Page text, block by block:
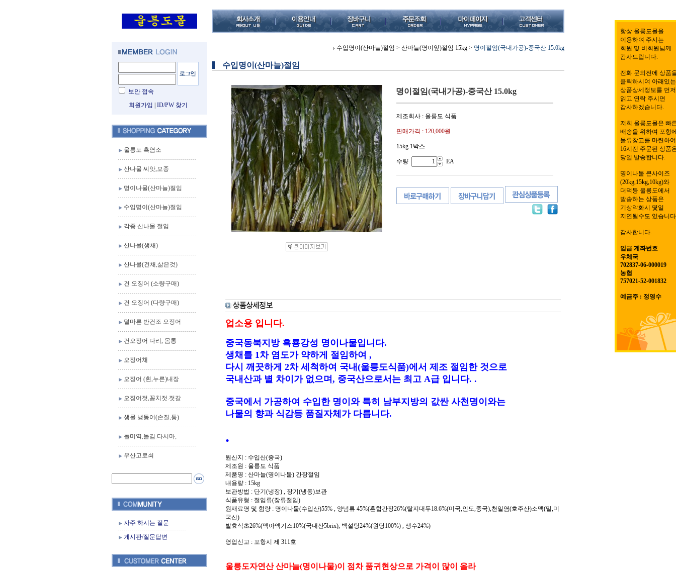
보안 접속
회원가입
ID/PW 찾기
울릉도 흑염소
산나물 씨앗,모종
명이나물(산마늘)절임
수입명이(산마늘)절임
각종 산나물 절임
산나물(생채)
산나물(건채,삶은것)
건 오징어 (소량구매)
건 오징어 (다량구매)
덜마른 반건조 오징어
건오징어 다리, 몸통
오징어채
오징어 (흰,누른)내장
오징어젓,꽁치젓.젓갈
생물 냉동어(손질,통)
돌미역,돌김.다시마,
우산고로쇠
자주 하시는 질문
게시판/질문답변
수입명이(산마늘)절임 > 산마늘(명이잎)절임 15kg > 명이절임(국내가공)-중국산 15.0kg
수입명이(산마늘)절임
명이절임(국내가공)-중국산 15.0kg
제조회사 : 울릉도 식품
판매가격 : 120,000원
15kg 1박스
수량 EA
업소용 입니다.
중국동북지방 흑룡강성 명이나물입니다.
생채를 1차 염도가 약하게 절임하여 ,
다시 깨끗하게 2차 세척하여 국내(울릉도식품)에서 제조 절임한 것으로
국내산과 별 차이가 없으며, 중국산으로서는 최고 A급 입니다. .
중국에서 가공하여 수입한 명이와 특히 남부지방의 값싼 사천명이와는
나물의 향과 식감등 품질자체가 다릅니다.
.
원산지 : 수입산(중국)
제조원 : 울릉도 식품
제품명 : 산마늘(명이나물) 간장절임
내용량 : 15kg
보관방법 : 단기(냉장) , 장기(냉동)보관
식품유형 : 절임류(장류절임)
원재료명 및 함량 : 명이나물(수입산)55% , 양념류 45%(혼합간장26%(탈지대두18.6%(미국,인도,중국),천일염(호주산)소맥(밀,미
국산)
발효식초26%(맥아엑기스10%(국내산5brix), 백설탕24%(원당100%) , 생수24%)
영업신고 : 포항시 제 311호
울릉도자연산 산마늘(명이나물)이 점차 품귀현상으로 가격이 많이 올라
항상 울릉도몰을
이용하여 주시는
회원 및 비회원님께
감사드립니다.
전화 문의전에 상품
클릭하시여 아래있는
상품상세정보를 먼저
읽고 연락 주시면
감사하겠습니다.
저희 울릉도몰은 빠
배송을 위하여 포항
물류창고를 마련하여
16시전 주문된 상품
당일 발송합니다.
명이나물 큰사이즈
(20kg,15kg,10kg)와
더덕등 울릉도에서
발송하는 상품은
기상악화시 몇일
지연될수도 있습니
감사합니다.
입금 계좌번호
우체국
702837-06-000019
농협
757021-52-001832
예금주 : 정영수